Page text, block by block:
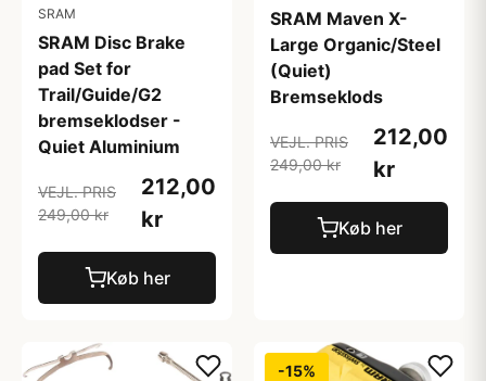
SRAM
SRAM Disc Brake
pad Set for
Trail/Guide/G2
bremseklodser -
Quiet Aluminium
VEJL. PRIS
249,00 kr
212,00
kr
Køb her
SRAM Maven X-
Large Organic/Steel
(Quiet)
Bremseklods
VEJL. PRIS
249,00 kr
212,00
kr
Køb her
-15%